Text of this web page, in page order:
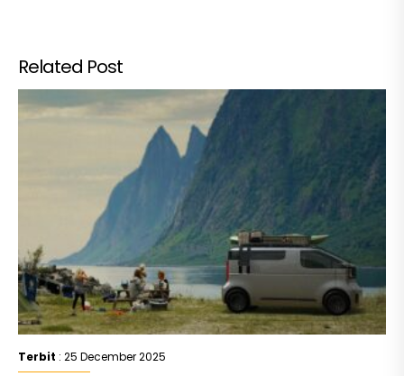
Related Post
Terbit : 25 December 2025